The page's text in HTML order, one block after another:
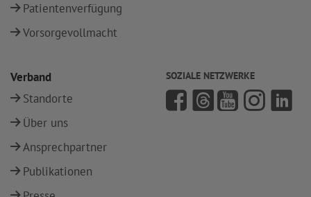
Patientenverfügung
Vorsorgevollmacht
Verband
Standorte
Über uns
Ansprechpartner
Publikationen
SOZIALE NETZWERKE